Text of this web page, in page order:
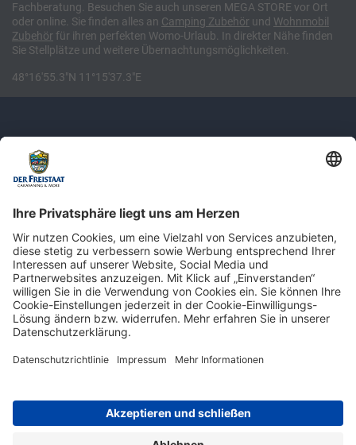
Fachberatung. Besuchen Sie auch unseren MEGA STORE vor Ort
oder online. Sie finden alles an Camping Zubehör und Wohnmobil
Zubehör für ihren perfekten Womo-Urlaub. In direkter Nähe finden
Sie Stellplätze und weitere Übernachtungsmöglichkeiten.
48°16'55.3"N 11°15'37.3"E
Newsletter: Jetzt auf
shop.derfreistaat.de anmelden und
einen 5€ Gutschein für unseren Online-
Shop erhalten!*
Impressum Datenschutz Barrierefreiheit